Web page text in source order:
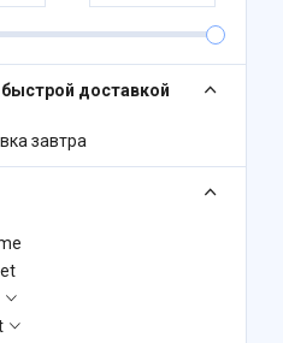
доставкой
завтра